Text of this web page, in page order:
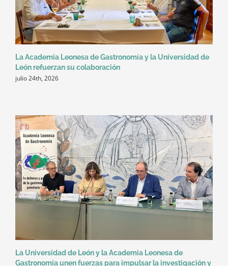
La Academia Leonesa de Gastronomía y la Universidad de
León refuerzan su colaboración
julio 24th, 2026
La Universidad de León y la Academia Leonesa de
Gastronomía unen fuerzas para impulsar la investigación y